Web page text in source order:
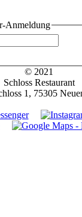
Anmeldung
© 2021
Schloss Restaurant
1, 75305